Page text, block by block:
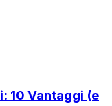
10 Vantaggi (e